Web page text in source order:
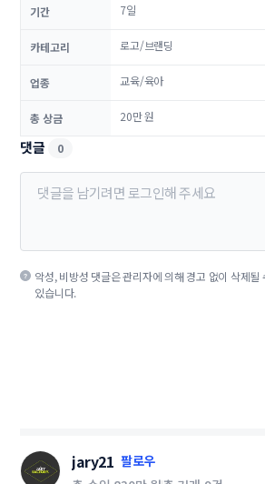
기간 7일
카테고리 로고/브랜딩
업종 교육/육아
총 상금 20만 원
댓글 0
악성, 비방성 댓글은 관리자에 의해 경고 없이 삭제될
있습니다.
jary21 팔로우